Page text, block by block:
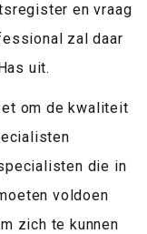
en vraag
zal daar
uit.
om de kwaliteit
die in
voldoen
zich te kunnen